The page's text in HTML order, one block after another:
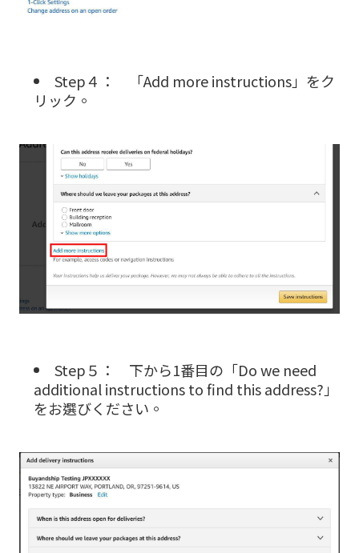
Step４： 「Add more instructions」をク
リック。
Step５： 下から1番目の「Do we need
additional instructions to find this address? 」
をお選びください。